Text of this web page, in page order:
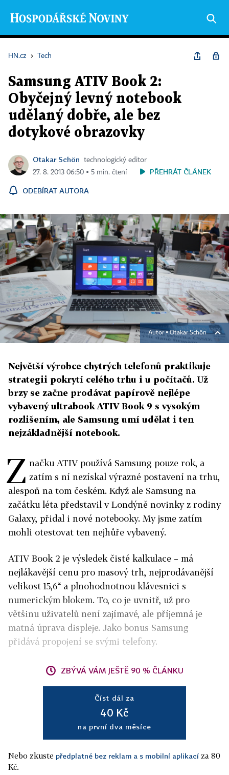
HN.cz › Tech
Samsung ATIV Book 2:
Obyčejný levný notebook
udělaný dobře, ale bez
dotykové obrazovky
Otakar Schön
technologický editor
27. 8. 2013 06:50 ▪ 5 min. čtení
PŘEHRÁT ČLÁNEK
ODEBÍRAT AUTORA
Autor ▪Otakar Schön
Největší výrobce chytrých telefonů praktikuje
strategii pokrytí celého trhu i u počítačů. Už
brzy se začne prodávat papírově nejlépe
vybavený ultrabook ATIV Book 9 s vysokým
rozlišením, ale Samsung umí udělat i ten
nejzákladnější notebook.
Z načku ATIV používá Samsung pouze rok, a
zatím s ní nezískal výrazné postavení na trhu,
alespoň na tom českém. Když ale Samsung na
začátku léta představil v Londýně novinky z rodiny
Galaxy, přidal i nové notebooky. My jsme zatím
mohli otestovat ten nejhůře vybavený.
ATIV Book 2 je výsledek čisté kalkulace – má
nejlákavější cenu pro masový trh, nejprodávanější
velikost 15,6“ a plnohodnotnou klávesnici s
numerickým blokem. To, co je uvnitř, už pro
většinu uživatelů není zajímavé, ale příjemná je
matná úprava displeje. Jako bonus Samsung
přidává propojení se svými telefony.
ZBÝVÁ VÁM JEŠTĚ 90 % ČLÁNKU
Číst dál za
40 Kč
na první dva měsíce
Nebo zkuste předplatné bez reklam a s mobilní aplikací za 80
Kč.